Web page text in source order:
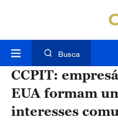
Busca
CCPIT:
EUA formam
interesses